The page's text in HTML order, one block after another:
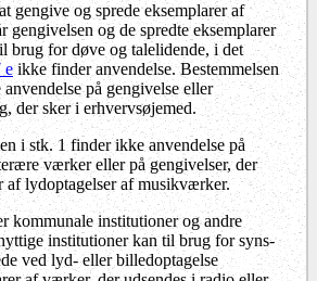
gengive og sprede eksemplarer af
gengivelsen og de spredte eksemplarer
brug for døve og talelidende, i det
eikke finder anvendelse. Bestemmelsen
på gengivelse eller
der sker i erhvervsøjemed.
i stk. 1 finder ikke anvendelse på
værker eller på gengivelser, der
af lydoptagelser af musikværker.
kommunale institutioner og andre
institutioner kan til brug for syns-
ved lyd- eller billedoptagelse